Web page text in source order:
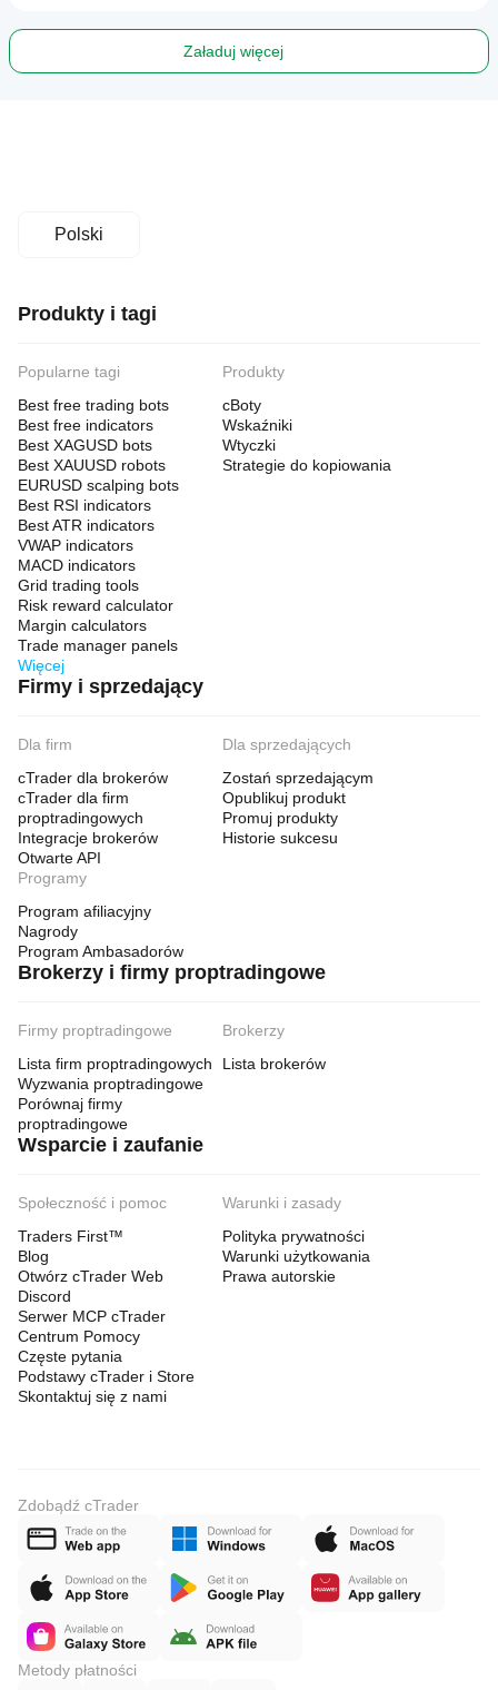
Załaduj więcej
Polski
Produkty i tagi
Popularne tagi
Best free trading bots
Best free indicators
Best XAGUSD bots
Best XAUUSD robots
EURUSD scalping bots
Best RSI indicators
Best ATR indicators
VWAP indicators
MACD indicators
Grid trading tools
Risk reward calculator
Margin calculators
Trade manager panels
Więcej
Produkty
cBoty
Wskaźniki
Wtyczki
Strategie do kopiowania
Firmy i sprzedający
Dla firm
cTrader dla brokerów
cTrader dla firm
proptradingowych
Integracje brokerów
Otwarte API
Dla sprzedających
Zostań sprzedającym
Opublikuj produkt
Promuj produkty
Historie sukcesu
Programy
Program afiliacyjny
Nagrody
Program Ambasadorów
Brokerzy i firmy proptradingowe
Firmy proptradingowe
Lista firm proptradingowych
Wyzwania proptradingowe
Porównaj firmy
proptradingowe
Brokerzy
Lista brokerów
Wsparcie i zaufanie
Społeczność i pomoc
Traders First™
Blog
Otwórz cTrader Web
Discord
Serwer MCP cTrader
Centrum Pomocy
Częste pytania
Podstawy cTrader i Store
Skontaktuj się z nami
Warunki i zasady
Polityka prywatności
Warunki użytkowania
Prawa autorskie
Zdobądź cTrader
Metody płatności